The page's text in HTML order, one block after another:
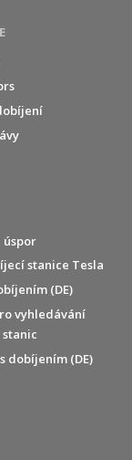
úspor
stanice Tesla
(DE)
vyhledávání
dobíjením (DE)